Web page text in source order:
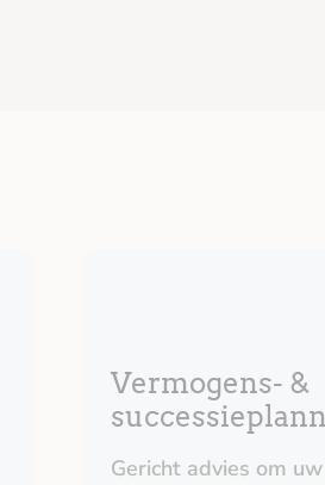
Vermogens- &
Gericht advies om uw